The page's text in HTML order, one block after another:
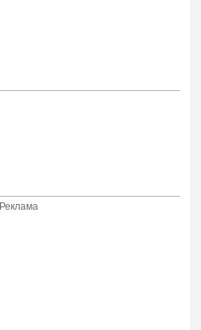
Реклама